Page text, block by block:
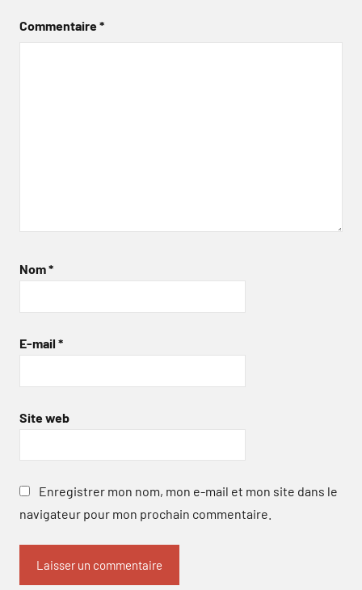
Commentaire*
Nom*
E-mail *
Site web
Enregistrer mon nom, mon e-mail et mon site dans le
navigateur pour mon prochain commentaire.